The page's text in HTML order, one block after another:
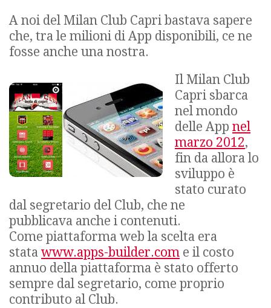
A noi del Milan Club Capri bastava sapere
che, tra le milioni di App disponibili, ce ne
fosse anche una nostra.
Il Milan Club
Capri sbarca
nel mondo
delle App nel
marzo 2012,
fin da allora lo
sviluppo è
stato curato
dal segretario del Club, che ne
pubblicava anche i contenuti.
Come piattaforma web la scelta era
stata www.apps-builder.com e il costo
annuo della piattaforma è stato offerto
sempre dal segretario, come proprio
contributo al Club.